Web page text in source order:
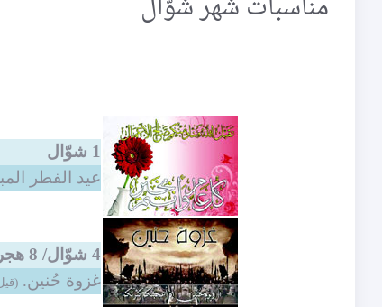
1 شوّال
عيد الفطر
4 شوّال/ 8 هجريّة
غزوة حُنين.